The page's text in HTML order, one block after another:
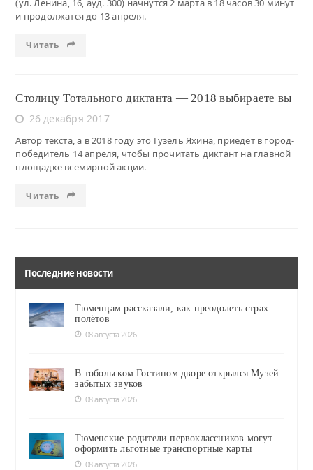
и продолжатся до 13 апреля.
Читать
Столицу Тотального диктанта — 2018 выбираете вы
26 декабря 2017
Автор текста, а в 2018 году это Гузель Яхина, приедет в город-
победитель 14 апреля, чтобы прочитать диктант на главной
площадке всемирной акции.
Читать
Последние новости
Тюменцам рассказали, как преодолеть страх
полётов
08 августа 2026
В тобольском Гостином дворе открылся Музей
забытых звуков
08 августа 2026
Тюменские родители первоклассников могут
оформить льготные транспортные карты
08 августа 2026